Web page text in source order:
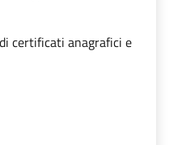
certificati anagrafici e